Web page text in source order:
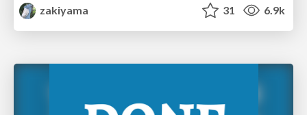
zakiyama
31 6.9k